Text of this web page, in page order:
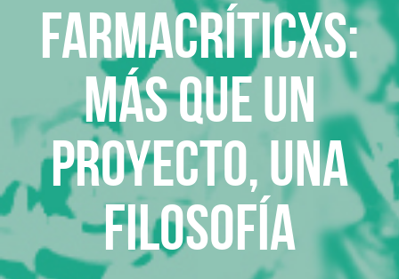
FARMACRÍTICXS:
Más que un
proyecto, una
filosofía